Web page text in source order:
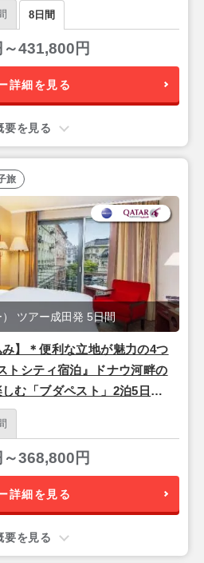
8日間
431,800円
詳細を見る
要を見る
み】＊便利な立地が魅力の4つ
トシティ宿泊』ドナウ河畔の
む「ブダペスト」2泊5日
用】
ツアー成田発 5日間
旅
368,800円
詳細を見る
要を見る